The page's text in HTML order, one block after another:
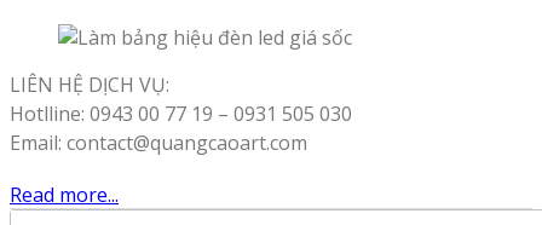
LIÊN HỆ DỊCH VỤ:
Hotlline: 0943 00 77 19 – 0931 505 030
Email: contact@quangcaoart.com
Read more...